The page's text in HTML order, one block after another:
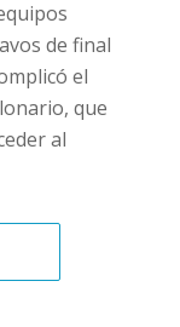
de final
el
que
al